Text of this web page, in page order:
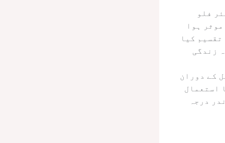
فلو
ہوا
کیا
زندگی
کے دوران
استعمال
درجہ